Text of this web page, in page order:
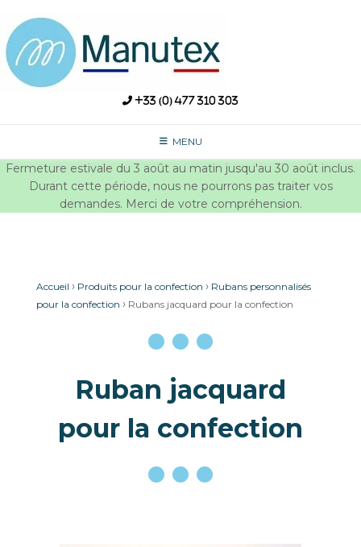
content
+33 (0) 477 310 303
MENU
Fermeture estivale du 3 août au matin jusqu'au 30 août inclus.
Durant cette période, nous ne pourrons pas traiter vos
demandes. Merci de votre compréhension.
Accueil › Produits pour la confection › Rubans personnalisés
pour la confection › Rubans jacquard pour la confection
Ruban jacquard
pour la confection